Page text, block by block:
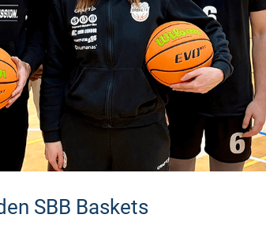
SBB Baskets